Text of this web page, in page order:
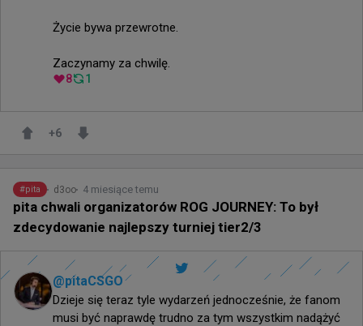
Życie bywa przewrotne.
Zaczynamy za chwilę.
8 1
+6
#pita d3oo 4 miesiące temu
pita chwali organizatorów ROG JOURNEY: To był
zdecydowanie najlepszy turniej tier2/3
@pitaCSGO
Dzieje się teraz tyle wydarzeń jednocześnie, że fanom
musi być naprawdę trudno za tym wszystkim nadążyć